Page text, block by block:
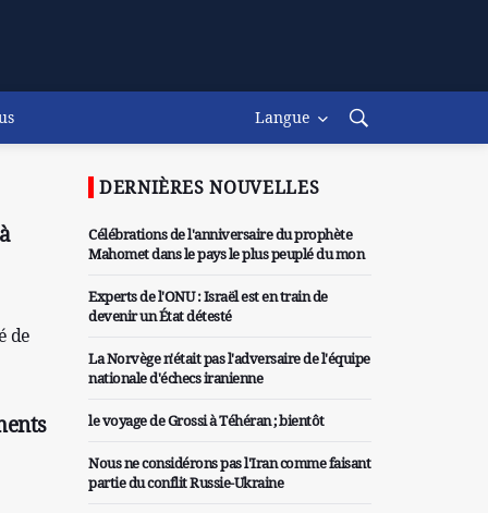
Langue
de
DERNIÈRES NOUVELLES
Célébrations de l'anniversaire du prophète
Mahomet dans le pays le plus peuplé du mon
Experts de l'ONU : Israël est en train de
devenir un État détesté
La Norvège n'était pas l'adversaire de l'équipe
nationale d'échecs iranienne
le voyage de Grossi à Téhéran ; bientôt
Nous ne considérons pas l'Iran comme faisant
partie du conflit Russie-Ukraine